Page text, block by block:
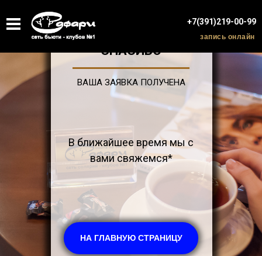
+7(391)219-00-99
запись онлайн
НА ГЛАВНУЮ СТРАНИЦУ
СПАСИБО
В ближайшее время мы с
вами свяжемся*
ВАША ЗАЯВКА ПОЛУЧЕНА